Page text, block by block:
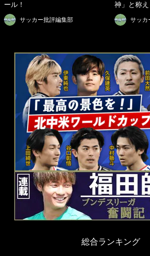
ール！
サッカー批評編集部
神」と称
サッカ
総合ランキング